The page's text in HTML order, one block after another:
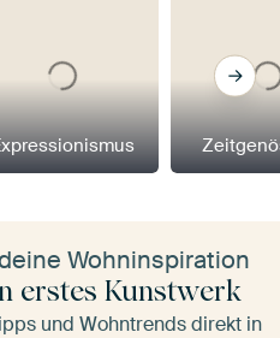
Wohninspiration
erstes Kunstwerk
und Wohntrends direkt in